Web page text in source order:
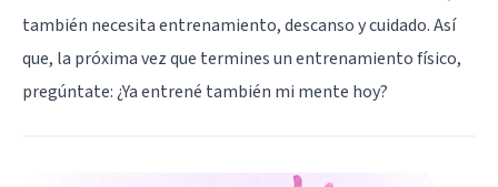
también necesita entrenamiento, descanso y cuidado. Así
que, la próxima vez que termines un entrenamiento físico,
pregúntate: ¿Ya entrené también mi mente hoy?